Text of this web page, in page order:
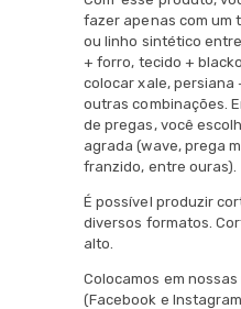
fazer apenas com um
ou linho sintético
+ forro, tecido +
colocar xale,
outras combinações.
de pregas, você
agrada (wave, prega
franzido, entre ouras).
É possível produzir
diversos formatos.
alto.
Colocamos em
(Facebook e